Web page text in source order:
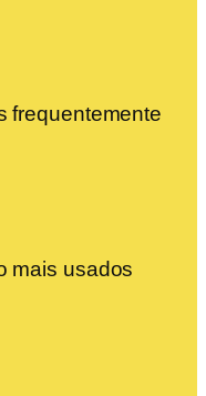
frequentemente
mais usados